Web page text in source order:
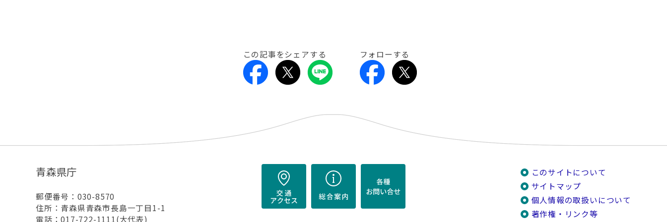
この記事をシェアする フォローする
青森県庁
郵便番号：030-8570
住所：青森県青森市長島一丁目1-1
電話：017-722-1111(大代表)
このサイトについて
サイトマップ
個人情報の取扱いについて
著作権・リンク等